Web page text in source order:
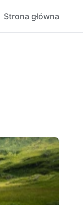
Strona główna